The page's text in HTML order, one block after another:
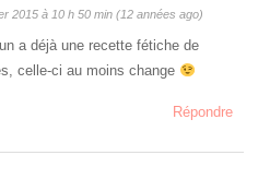
2015 à 10 h 50 min (12 années ago)
a déjà une recette fétiche de
celle-ci au moins change
Répondre